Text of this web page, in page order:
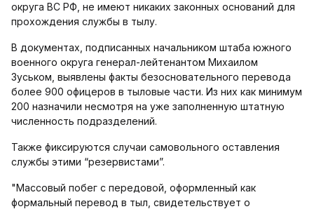
округа ВС РФ, не имеют никаких законных оснований для
прохождения службы в тылу.
В документах, подписанных начальником штаба южного
военного округа генерал-лейтенантом Михаилом
Зуськом, выявлены факты безосновательного перевода
более 900 офицеров в тыловые части. Из них как минимум
200 назначили несмотря на уже заполненную штатную
численность подразделений.
Также фиксируются случаи самовольного оставления
службы этими “резервистами”.
"Массовый побег с передовой, оформленный как
формальный перевод в тыл, свидетельствует о